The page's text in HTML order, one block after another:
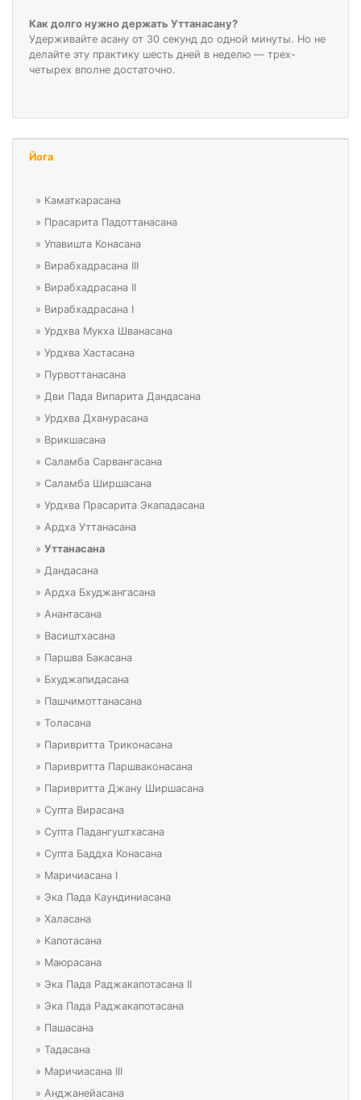
Как долго нужно держать Уттанасану?
Удерживайте асану от 30 секунд до одной минуты. Но не
делайте эту практику шесть дней в неделю — трех-
четырех вполне достаточно.
Йога
» Каматкарасана
» Прасарита Падоттанасана
» Упавишта Конасана
» Вирабхадрасана III
» Вирабхадрасана II
» Вирабхадрасана I
» Урдхва Мукха Шванасана
» Урдхва Хастасана
» Пурвоттанасана
» Дви Пада Випарита Дандасана
» Урдхва Дханурасана
» Врикшасана
» Саламба Сарвангасана
» Саламба Ширшасана
» Урдхва Прасарита Экападасана
» Ардха Уттанасана
» Уттанасана
» Дандасана
» Ардха Бхуджангасана
» Анантасана
» Васиштхасана
» Паршва Бакасана
» Бхуджапидасана
» Пашчимоттанасана
» Толасана
» Паривритта Триконасана
» Паривритта Паршваконасана
» Паривритта Джану Ширшасана
» Супта Вирасана
» Супта Падангуштхасана
» Супта Баддха Конасана
» Маричиасана I
» Эка Пада Каундиниасана
» Халасана
» Капотасана
» Маюрасана
» Эка Пада Раджакапотасана II
» Эка Пада Раджакапотасана
» Пашасана
» Тадасана
» Маричиасана III
» Анджанейасана